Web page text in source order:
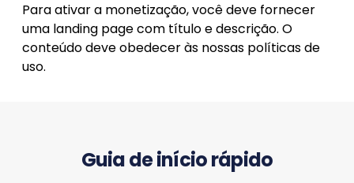
Para ativar a monetização, você deve fornecer
uma landing page com título e descrição. O
conteúdo deve obedecer às nossas políticas de
uso.
Guia de início rápido